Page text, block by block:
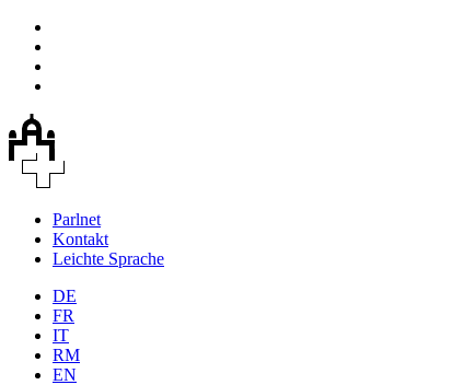
Parlnet
Kontakt
Leichte Sprache
DE
FR
IT
RM
EN